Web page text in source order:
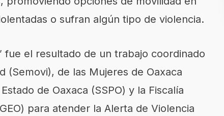
o sufran algún tipo de violencia.
fue el resultado de un trabajo coordinado
(Semovi), de las Mujeres de Oaxaca
de Oaxaca (SSPO) y la Fiscalía
para atender la Alerta de Violencia